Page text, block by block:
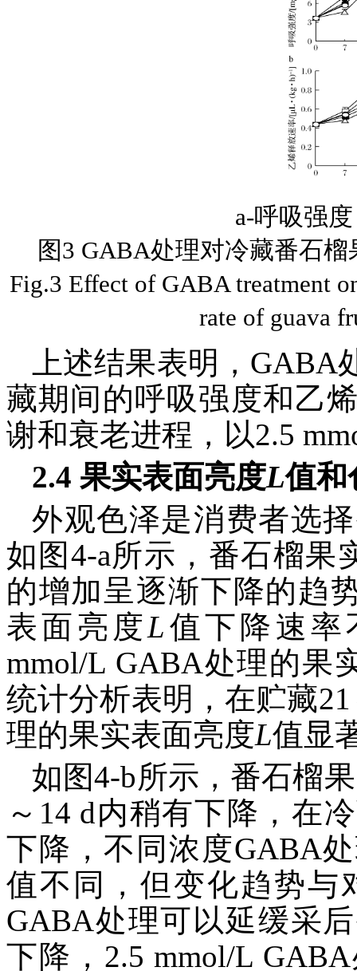
a-呼吸强
图3 GABA处理对冷藏番石
Fig.3 Effect of GABA treatment
rate of guava
上述结果表明，
藏期间的呼吸强度和乙
谢和衰老进程，以2.5
2.4 果实表面亮度L值和
外观色泽是消费者选
如图4-a所示，番石榴果
的增加呈逐渐下降的趋
表面亮度L值下降速率
mmol/L GABA处理的果
统计分析表明，在贮藏
理的果实表面亮度L值显
如图4-b所示，番石榴
～14 d内稍有下降，在
下降，不同浓度GABA
值不同，但变化趋势与
GABA处理可以延缓采
下降，2.5 mmol/L